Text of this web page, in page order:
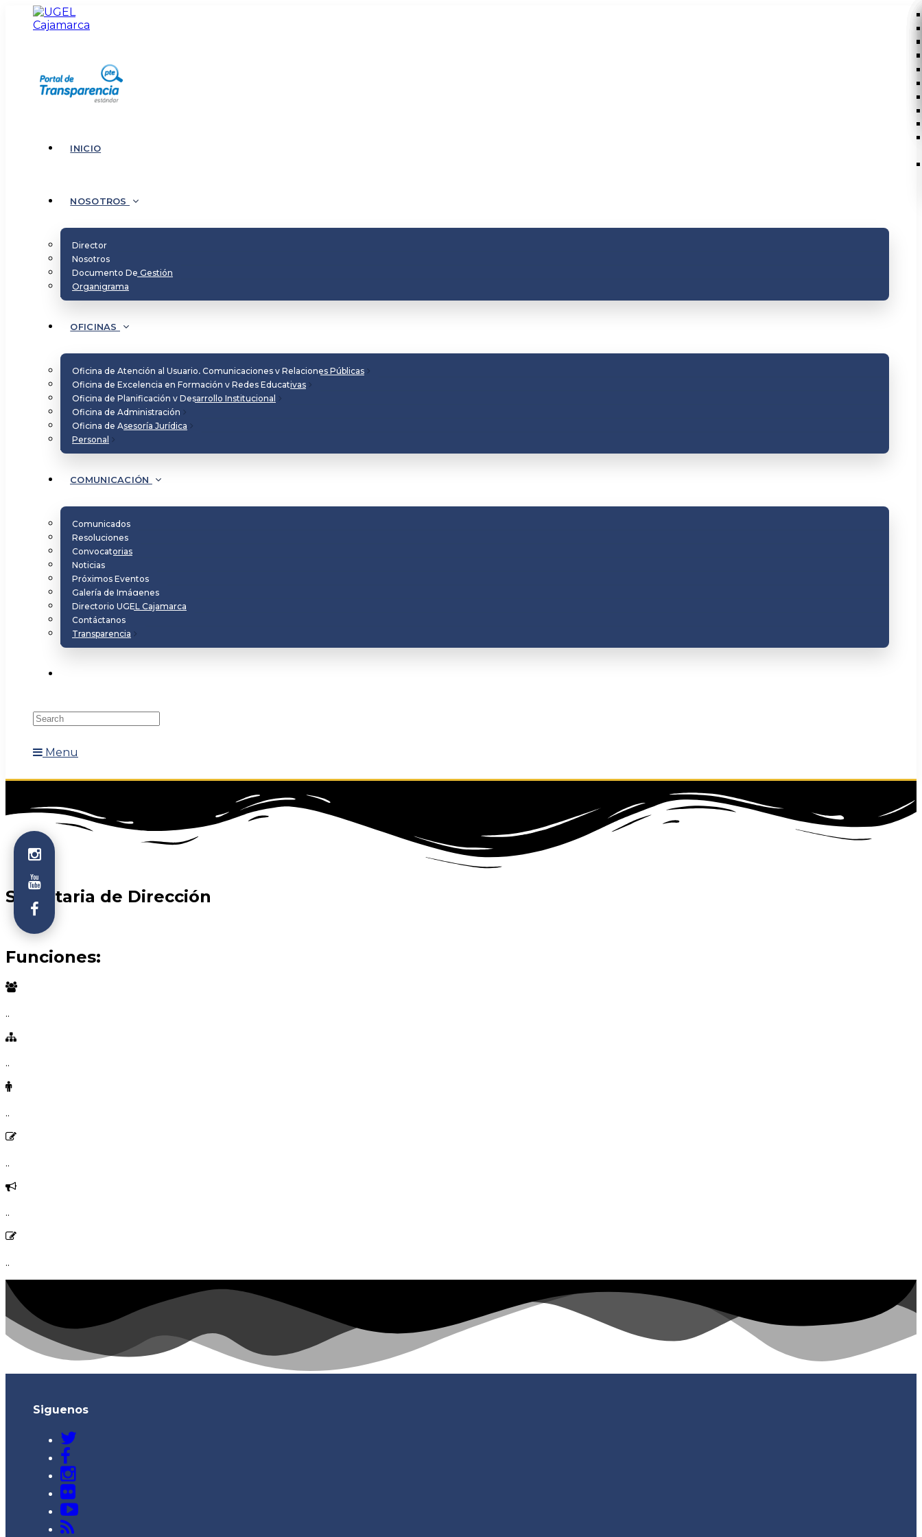
INICIO
NOSOTROS
Director
Nosotros
Documento De Gestión
Organigrama
OFICINAS
Oficina de Atención al Usuario, Comunicaciones y Relaciones Públicas
Oficina de Excelencia en Formación y Redes Educativas
Oficina de Planificación y Desarrollo Institucional
Oficina de Administración
Oficina de Asesoría Jurídica
Personal
COMUNICACIÓN
Comunicados
Resoluciones
Convocatorias
Noticias
Próximos Eventos
Galería de Imágenes
Directorio UGEL Cajamarca
Contáctanos
Transparencia
Menu
Secretaria de Dirección
Funciones:
..
..
..
..
..
..
Siguenos